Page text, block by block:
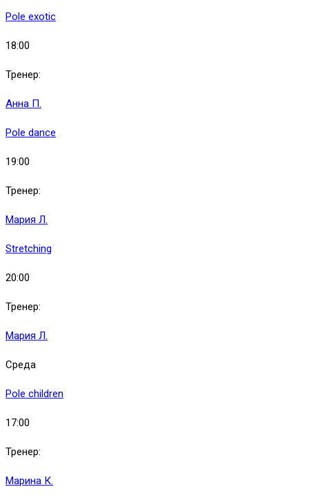
Pole exotic
18:00
Тренер:
Анна П.
Pole dance
19:00
Тренер:
Мария Л.
Stretching
20:00
Тренер:
Мария Л.
Среда
Pole children
17:00
Тренер:
Марина К.